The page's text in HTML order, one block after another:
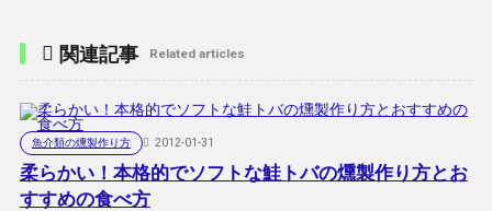
関連記事 Related articles
魚介類の燻製作り方 2012-01-31
柔らかい！本格的でソフトな鮭トバの燻製作り方とお
すすめの食べ方